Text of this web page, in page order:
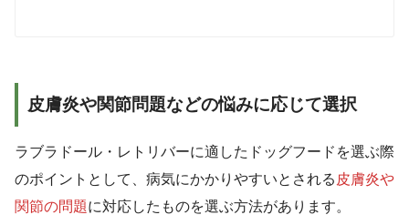
皮膚炎や関節問題などの悩みに応じて選択
ラブラドール・レトリバーに適したドッグフードを選ぶ際
のポイントとして、病気にかかりやすいとされる 皮膚炎や
関節の問題に対応したものを選ぶ方法があります。